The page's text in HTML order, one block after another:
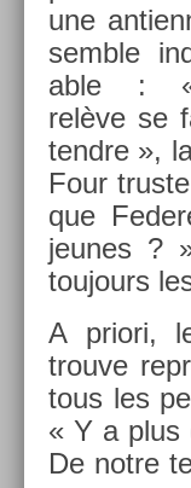
une
semble
able :
relève se
tendre »,
Four
que
jeunes ?
toujours
A priori,
trouve
tous les
« Y a plus
De notre